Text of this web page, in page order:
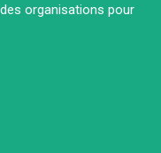
organisations pour